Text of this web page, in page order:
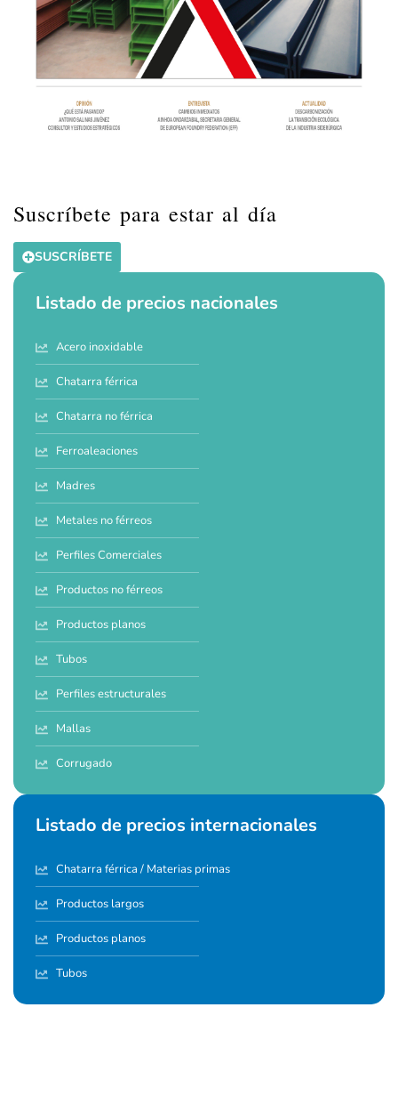
Suscríbete para estar al día
SUSCRÍBETE
Listado de precios nacionales
Acero inoxidable
Chatarra férrica
Chatarra no férrica
Ferroaleaciones
Madres
Metales no férreos
Perfiles Comerciales
Productos no férreos
Productos planos
Tubos
Perfiles estructurales
Mallas
Corrugado
Listado de precios internacionales
Chatarra férrica / Materias primas
Productos largos
Productos planos
Tubos